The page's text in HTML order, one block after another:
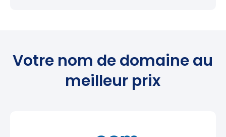
Votre nom de domaine au
meilleur prix